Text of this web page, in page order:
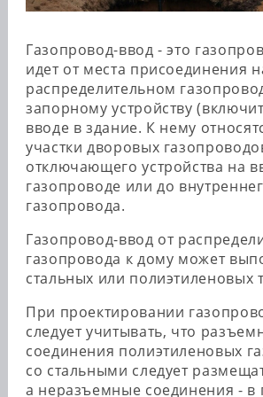
Газопровод-ввод - это
идет от места присоединения
распределительном
запорному устройству
вводе в здание. К нему
участки дворовых
отключающего устройства на
газопроводе или до
газопровода.
Газопровод-ввод от
газопровода к дому может
стальных или полиэтиленовых
При проектировании
следует учитывать, что
соединения полиэтиленовых
со стальными следует
а неразъемные соединения - в